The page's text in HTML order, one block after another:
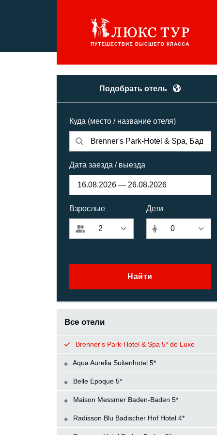
Подобрать отель
Куда (место / название отеля)
Дата заезда / выезда
Взрослые Дети
Найти
Все отели
Brenner's Park-Hotel & Spa 5* de Luxe
Aqua Aurelia Suitenhotel 5*
Belle Epoque 5*
Maison Messmer Baden-Baden 5*
Radisson Blu Badischer Hof Hotel 4*